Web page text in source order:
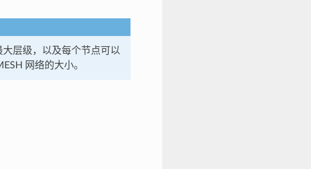
层级，以及每个节点可以
网络的大小。